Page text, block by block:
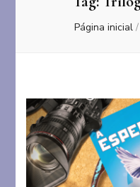
Página inicial /